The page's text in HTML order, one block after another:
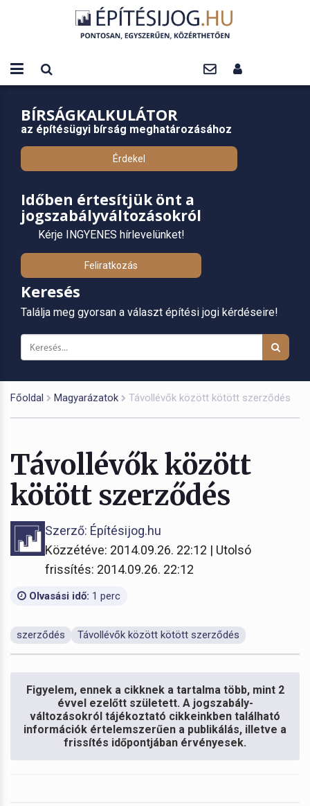
BÍRSÁGKALKULÁTOR
az építésügyi bírság meghatározásához
Érdekel
Időben értesítjük önt a
jogszabályváltozásokról
Kérje INGYENES hírlevelünket!
Feliratkozás
Keresés
Találja meg gyorsan a választ építési jogi kérdéseire!
Főoldal Magyarázatok Távollévők között kötött szerződés
Távollévők között
kötött szerződés
Szerző: Építésijog.hu
Közzétéve: 2014.09.26. 22:12 | Utolsó
frissítés: 2014.09.26. 22:12
Olvasási idő: 1 perc
szerződés Távollévők között kötött szerződés
Figyelem, ennek a cikknek a tartalma több, mint 2
évvel ezelőtt született. A jogszabály-
változásokról tájékoztató cikkeinkben található
információk értelemszerűen a publikálás, illetve a
frissítés időpontjában érvényesek.